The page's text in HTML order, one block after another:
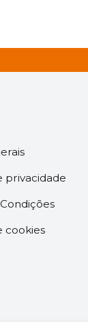
privacidade
cookies